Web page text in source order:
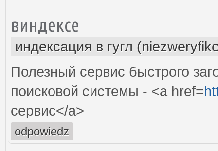
виндексе
индексация в гугл
Полезный сервис быстрого
поисковой системы - <a href=
сервис</a>
odpowiedz